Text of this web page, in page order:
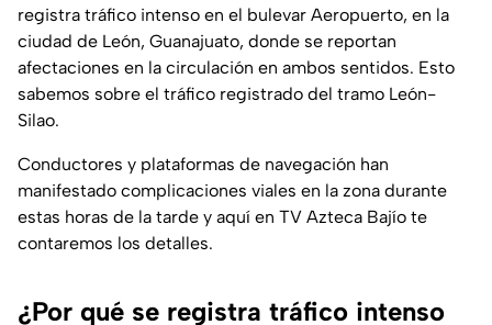
registra tráfico intenso en el bulevar Aeropuerto, en la
ciudad de León, Guanajuato, donde se reportan
afectaciones en la circulación en ambos sentidos. Esto
sabemos sobre el tráfico registrado del tramo León-
Silao.
Conductores y plataformas de navegación han
manifestado complicaciones viales en la zona durante
estas horas de la tarde y aquí en TV Azteca Bajío te
contaremos los detalles.
¿Por qué se registra tráfico intenso